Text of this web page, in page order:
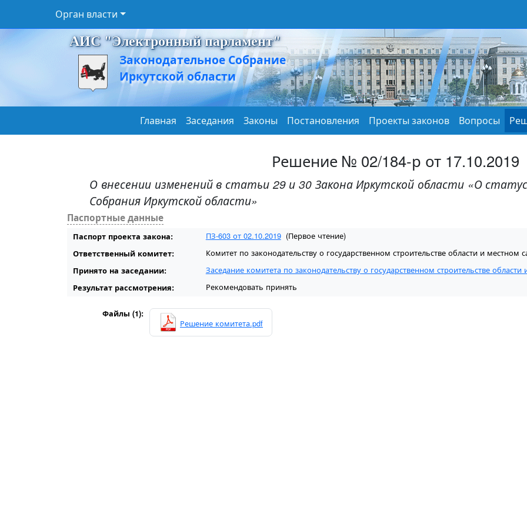
Орган власти
АИС "Электронный парламент"
Законодательное Собрание
Иркутской области
Главная Заседания Законы Постановления Проекты законов Вопросы
Решение № 02/184-р от 17.10.2019
О внесении изменений в статьи 29 и 30 Закона Иркутской области «О
Собрания Иркутской области»
Паспортные данные
Паспорт проекта закона: ПЗ-603 от 02.10.2019 (Первое чтение)
Ответственный комитет: Комитет по законодательству о государственном строительстве области и местном
Принято на заседании: Заседание комитета по законодательству о государственном строительстве
Результат рассмотрения: Рекомендовать принять
Файлы (1):
Решение комитета.pdf